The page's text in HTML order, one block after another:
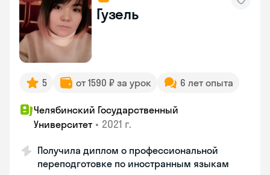
Гузель
5 от 1590 ₽ за урок 6 лет опыта
Челябинский Государственный
Университет • 2021 г.
Получила диплом о профессиональной
переподготовке по иностранным языкам